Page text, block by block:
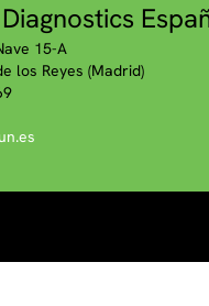
15-A
los Reyes (Madrid)